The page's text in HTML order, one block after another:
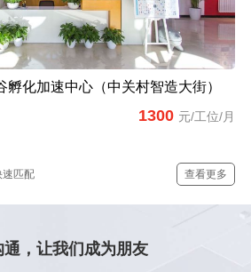
化加速中心（中关村智造大街）
1300 元/工位/月
速匹配 查看更多
通，让我们成为朋友